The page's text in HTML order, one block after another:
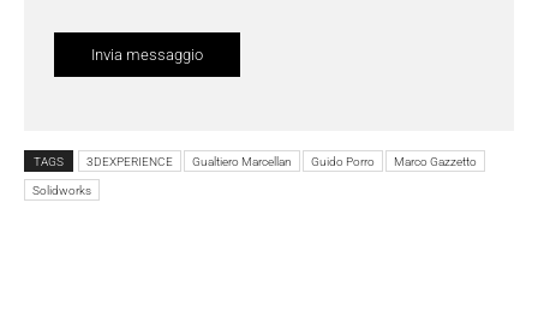
TAGS 3DEXPERIENCE Gualtiero Marcellan Guido Porro Marco Gazzetto
Solidworks